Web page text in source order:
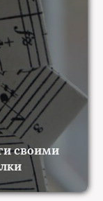
своими